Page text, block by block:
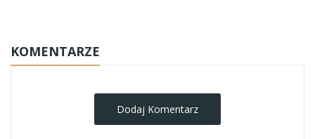
KOMENTARZE
Dodaj Komentarz